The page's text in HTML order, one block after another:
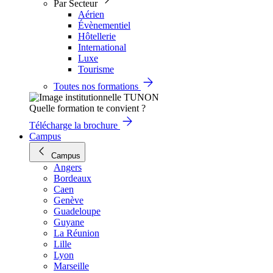
Par Secteur
Aérien
Évènementiel
Hôtellerie
International
Luxe
Tourisme
Toutes nos formations
Quelle formation te convient ?
Télécharge la brochure
Campus
Campus
Angers
Bordeaux
Caen
Genève
Guadeloupe
Guyane
La Réunion
Lille
Lyon
Marseille